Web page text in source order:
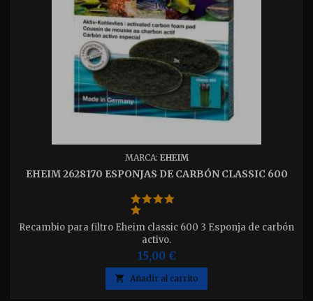
MARCA: EHEIM
EHEIM 2628170 ESPONJAS DE CARBÓN CLASSIC 600
Recambio para filtro Eheim classic 600 3 Esponja de carbón
activo.
15,00 €
 Añadir al carrito